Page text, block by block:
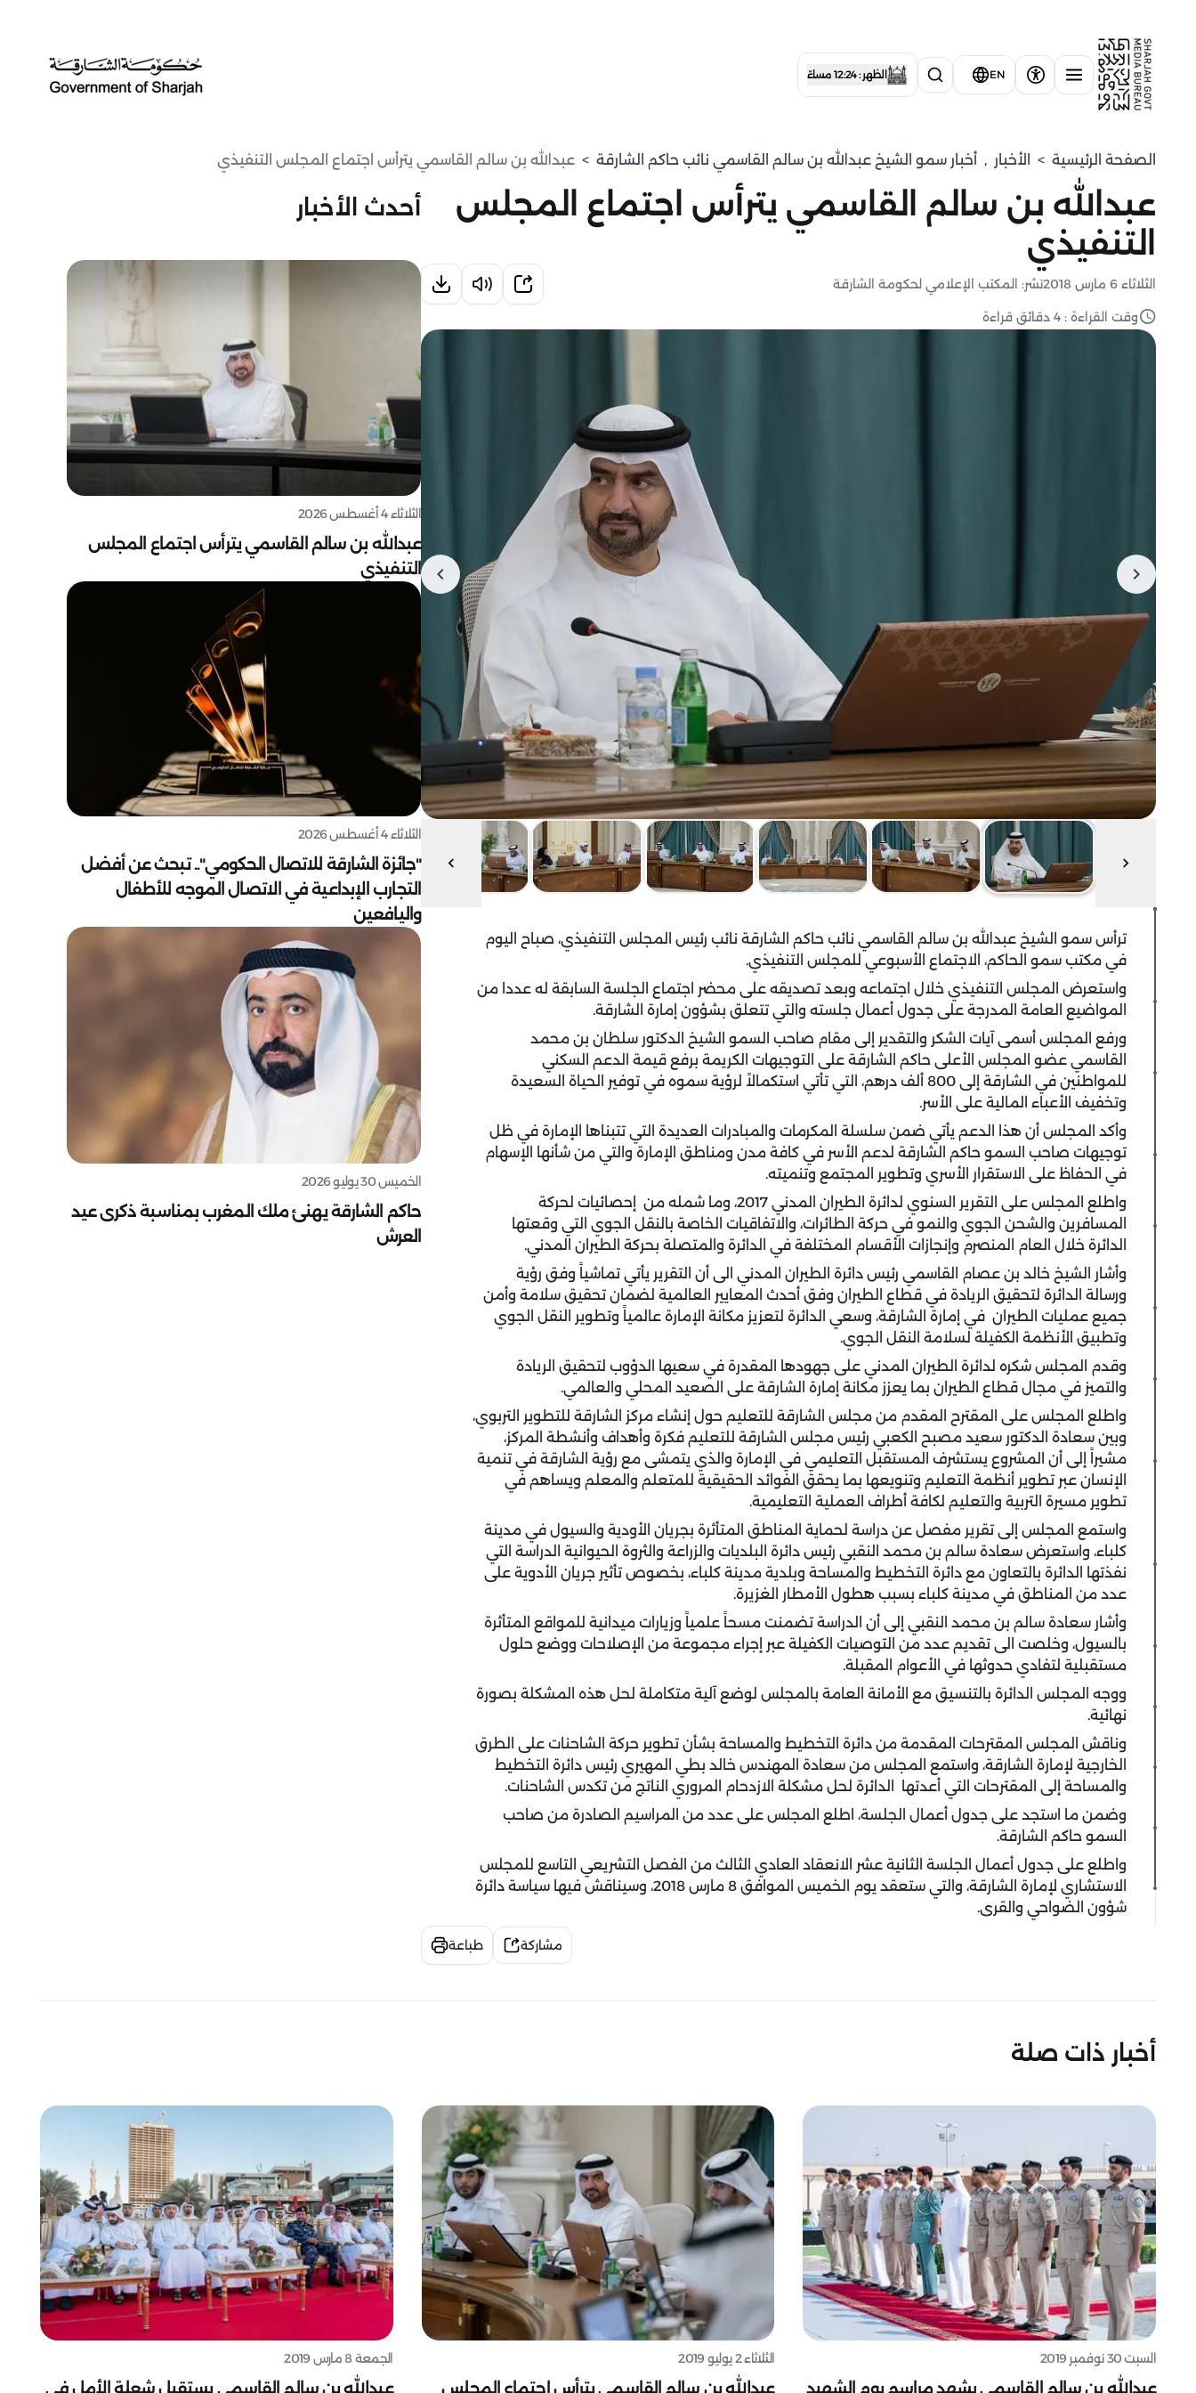
EN الظهر : 12:24 مساءً
الصفحة الرئيسية > الأخبار , ⁠أخبار سمو الشيخ عبدالله بن سالم القاسمي نائب حاكم الشارقة > عبدالله بن سالم القاسمي يترأس اجتماع المجلس التنفيذي
عبدالله بن سالم القاسمي يترأس اجتماع المجلس
التنفيذي
الثلاثاء 6 مارس 2018 نشر: المكتب الإعلامي لحكومة الشارقة
وقت القراءة : 4 دقائق قراءة
ترأس سمو الشيخ عبدالله بن سالم القاسمي نائب حاكم الشارقة نائب رئيس المجلس التنفيذي، صباح اليوم
في مكتب سمو الحاكم، الاجتماع الأسبوعي للمجلس التنفيذي.
واستعرض المجلس التنفيذي خلال اجتماعه وبعد تصديقه على محضر اجتماع الجلسة السابقة له عددا من
المواضيع العامة المدرجة على جدول أعمال جلسته والتي تتعلق بشؤون إمارة الشارقة.
ورفع المجلس أسمى آيات الشكر والتقدير إلى مقام صاحب السمو الشيخ الدكتور سلطان بن محمد
القاسمي عضو المجلس الأعلى حاكم الشارقة على التوجيهات الكريمة برفع قيمة الدعم السكني
للمواطنين في الشارقة إلى 800 ألف درهم، التي تأتي استكمالاً لرؤية سموه في توفير الحياة السعيدة
وتخفيف الأعباء المالية على الأسر.
وأكد المجلس أن هذا الدعم يأتي ضمن سلسلة المكرمات والمبادرات العديدة التي تتبناها الإمارة في ظل
توجيهات صاحب السمو حاكم الشارقة لدعم الأسر في كافة مدن ومناطق الإمارة والتي من شأنها الإسهام
في الحفاظ على الاستقرار الأسري وتطوير المجتمع وتنميته.
واطلع المجلس على التقرير السنوي لدائرة الطيران المدني 2017، وما شمله من إحصائيات لحركة
المسافرين والشحن الجوي والنمو في حركة الطائرات، والاتفاقيات الخاصة بالنقل الجوي التي وقعتها
الدائرة خلال العام المنصرم وإنجازات الأقسام المختلفة في الدائرة والمتصلة بحركة الطيران المدني.
وأشار الشيخ خالد بن عصام القاسمي رئيس دائرة الطيران المدني الى أن التقرير يأتي تماشياً وفق رؤية
ورسالة الدائرة لتحقيق الريادة في قطاع الطيران وفق أحدث المعايير العالمية لضمان تحقيق سلامة وأمن
جميع عمليات الطيران في إمارة الشارقة، وسعي الدائرة لتعزيز مكانة الإمارة عالمياً وتطوير النقل الجوي
وتطبيق الأنظمة الكفيلة لسلامة النقل الجوي.
وقدم المجلس شكره لدائرة الطيران المدني على جهودها المقدرة في سعيها الدؤوب لتحقيق الريادة
والتميز في مجال قطاع الطيران بما يعزز مكانة إمارة الشارقة على الصعيد المحلي والعالمي.
واطلع المجلس على المقترح المقدم من مجلس الشارقة للتعليم حول إنشاء مركز الشارقة للتطوير التربوي،
وبين سعادة الدكتور سعيد مصبح الكعبي رئيس مجلس الشارقة للتعليم فكرة وأهداف وأنشطة المركز،
مشيراً إلى أن المشروع يستشرف المستقبل التعليمي في الإمارة والذي يتمشى مع رؤية الشارقة في تنمية
الإنسان عبر تطوير أنظمة التعليم وتنويعها بما يحقق الفوائد الحقيقية للمتعلم والمعلم ويساهم في
تطوير مسيرة التربية والتعليم لكافة أطراف العملية التعليمية.
واستمع المجلس إلى تقرير مفصل عن دراسة لحماية المناطق المتأثرة بجريان الأودية والسيول في مدينة
كلباء، واستعرض سعادة سالم بن محمد النقبي رئيس دائرة البلديات والزراعة والثروة الحيوانية الدراسة التي
نفذتها الدائرة بالتعاون مع دائرة التخطيط والمساحة وبلدية مدينة كلباء، بخصوص تأثير جريان الأدوية على
عدد من المناطق في مدينة كلباء بسبب هطول الأمطار الغزيرة.
وأشار سعادة سالم بن محمد النقبي إلى أن الدراسة تضمنت مسحاً علمياً وزيارات ميدانية للمواقع المتأثرة
بالسيول، وخلصت الى تقديم عدد من التوصيات الكفيلة عبر إجراء مجموعة من الإصلاحات ووضع حلول
مستقبلية لتفادي حدوثها في الأعوام المقبلة.
ووجه المجلس الدائرة بالتنسيق مع الأمانة العامة بالمجلس لوضع آلية متكاملة لحل هذه المشكلة بصورة
نهائية.
وناقش المجلس المقترحات المقدمة من دائرة التخطيط والمساحة بشأن تطوير حركة الشاحنات على الطرق
الخارجية لإمارة الشارقة، واستمع المجلس من سعادة المهندس خالد بطي المهيري رئيس دائرة التخطيط
والمساحة إلى المقترحات التي أعدتها الدائرة لحل مشكلة الازدحام المروري الناتج من تكدس الشاحنات.
وضمن ما استجد على جدول أعمال الجلسة، اطلع المجلس على عدد من المراسيم الصادرة من صاحب
السمو حاكم الشارقة.
واطلع على جدول أعمال الجلسة الثانية عشر الانعقاد العادي الثالث من الفصل التشريعي التاسع للمجلس
الاستشاري لإمارة الشارقة، والتي ستعقد يوم الخميس الموافق 8 مارس 2018، وسيناقش فيها سياسة دائرة
شؤون الضواحي والقرى.
مشاركة طباعة
أحدث الأخبار
الثلاثاء 4 أغسطس 2026
عبدالله بن سالم القاسمي يترأس اجتماع المجلس
التنفيذي
الثلاثاء 4 أغسطس 2026
"جائزة الشارقة للاتصال الحكومي".. تبحث عن أفضل
التجارب الإبداعية في الاتصال الموجه للأطفال
واليافعين
الخميس 30 يوليو 2026
حاكم الشارقة يهنئ ملك المغرب بمناسبة ذكرى عيد
العرش
أخبار ذات صلة
السبت 30 نوفمبر 2019
عبدالله بن سالم القاسمي يشهد مراسم يوم الشهيد
الثلاثاء 2 يوليو 2019
عبدالله بن سالم القاسمي يترأس اجتماع المجلس
الجمعة 8 مارس 2019
عبدالله بن سالم القاسمي يستقبل شعلة الأمل في